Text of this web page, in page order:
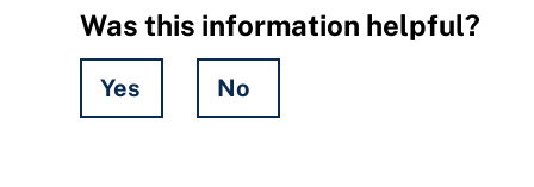
Was this information helpful?
Yes No